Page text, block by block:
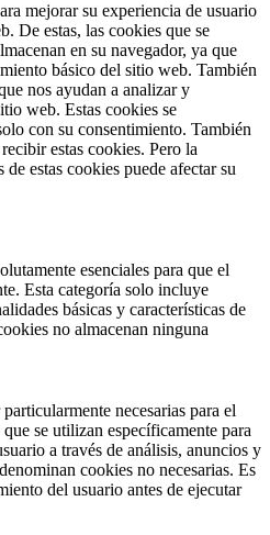
mejorar su experiencia de usuario
De estas, las cookies que se
en su navegador, ya que
básico del sitio web. También
nos ayudan a analizar y
web. Estas cookies se
con su consentimiento. También
estas cookies. Pero la
estas cookies puede afectar su
esenciales para que el
Esta categoría solo incluye
básicas y características de
no almacenan ninguna
necesarias para el
se utilizan específicamente para
a través de análisis, anuncios y
cookies no necesarias. Es
del usuario antes de ejecutar